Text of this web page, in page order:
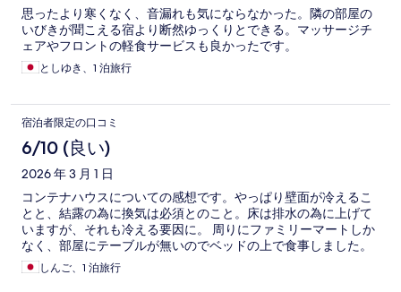
思ったより寒くなく、音漏れも気にならなかった。隣の部屋の
いびきが聞こえる宿より断然ゆっくりとできる。マッサージチ
ェアやフロントの軽食サービスも良かったです。
としゆき、1 泊旅行
宿泊者限定の口コミ
6/10 (良い)
2026 年 3 月 1 日
コンテナハウスについての感想です。やっぱり壁面が冷えるこ
とと、結露の為に換気は必須とのこと。床は排水の為に上げて
いますが、それも冷える要因に。 周りにファミリーマートしか
なく、部屋にテーブルが無いのでベッドの上で食事しました。
しんご、1 泊旅行